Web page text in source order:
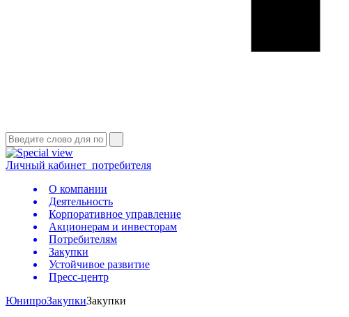
Личный кабинет потребителя
О компании
Деятельность
Корпоративное управление
Акционерам и инвесторам
Потребителям
Закупки
Устойчивое развитие
Пресс-центр
ЮнипроЗакупкиЗакупки